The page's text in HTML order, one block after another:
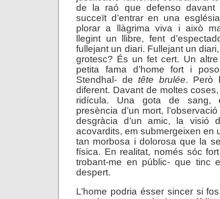
de la raó que defenso davant
succeït d’entrar en una
plorar a llàgrima viva i això
llegint un llibre, fent
fullejant un diari. Fullejant un
grotesc? És un fet cert. Un
petita fama d’home fort i
Stendhal- de tête brulée. Però
diferent. Davant de moltes
ridícula. Una gota de sang,
presència d’un mort,
desgràcia d’un amic, la visió
acovardits, em submergeixen en
tan morbosa i dolorosa que la
física. En realitat, només sóc
trobant-me en públic- que tinc
despert.
L’home podria ésser sincer si